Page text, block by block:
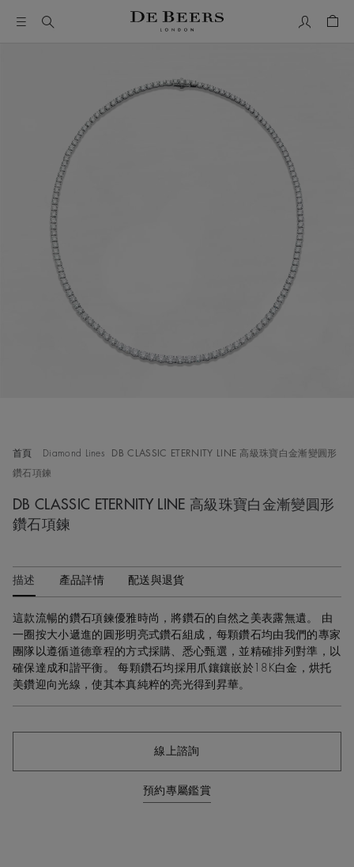
首頁 Diamond Lines DB CLASSIC ETERNITY LINE 高級珠寶白金漸變圓形
鑽石項鍊
DB CLASSIC ETERNITY LINE 高級珠寶白金漸變圓形
鑽石項鍊
描述 產品詳情 配送與退貨
這款流暢的鑽石項鍊優雅時尚，將鑽石的自然之美表露無遺。 由
一圈按大小遞進的圓形明亮式鑽石組成，每顆鑽石均由我們的專家
團隊以遵循道德章程的方式採購、悉心甄選，並精確排列對準，以
確保達成和諧平衡。 每顆鑽石均採用爪鑲鑲嵌於18K白金，烘托
美鑽迎向光線，使其本真純粹的亮光得到昇華。
線上諮詢
預約專屬鑑賞